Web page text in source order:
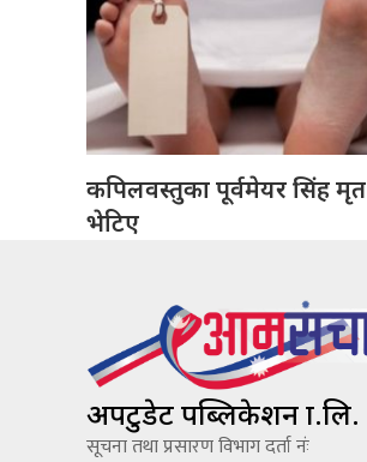
कपिलवस्तुका पूर्वमेयर सिंह मृत
भेटिए
अपटुडेट पब्लिकेशन प्रा.लि.
सूचना तथा प्रसारण विभाग दर्ता नंः